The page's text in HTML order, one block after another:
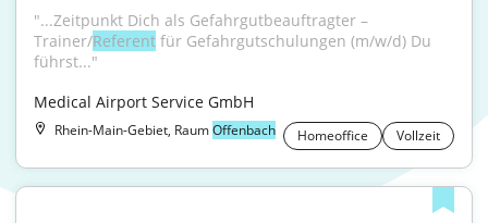
"...Zeitpunkt Dich als Gefahrgutbeauftragter –
Trainer/Referent für Gefahrgutschulungen (m/w/d) Du
führst..."
Medical Airport Service GmbH
Rhein-Main-Gebiet, RaumOffenbach Homeoffice Vollzeit